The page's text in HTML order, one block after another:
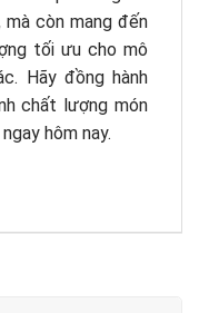
còn mang đến
tối ưu cho mô
Hãy đồng hành
chất lượng món
hôm nay.